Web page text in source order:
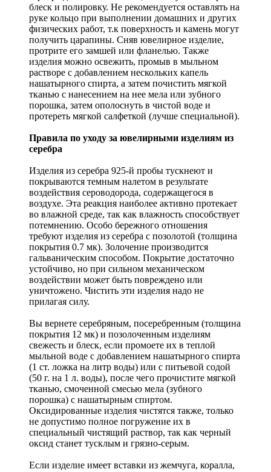
блеск и полировку. Не рекомендуется оставлять на
руке кольцо при выполнении домашних и других
физических работ, т.к поверхность и камень могут
получить царапины. Сняв ювелирное изделие,
протрите его замшей или фланелью. Также
изделия можно освежить, промыв в мыльном
растворе с добавлением нескольких капель
нашатырного спирта, а затем почистить мягкой
тканью с нанесением на нее мела или зубного
порошка, затем ополоснуть в чистой воде и
протереть мягкой салфеткой (лучше специальной).
Правила по уходу за ювелирными изделиям из
серебра
Изделия из серебра 925-й пробы тускнеют и
покрываются темным налетом в результате
воздействия сероводорода, содержащегося в
воздухе. Эта реакция наиболее активно протекает
во влажной среде, так как влажность способствует
потемнению. Особо бережного отношения
требуют изделия из серебра с позолотой (толщина
покрытия 0.7 мк). Золочение производится
гальваническим способом. Покрытие достаточно
устойчиво, но при сильном механическом
воздействии может быть повреждено или
уничтожено. Чистить эти изделия надо не
прилагая силу.
Вы вернете серебряным, посеребренным (толщина
покрытия 12 мк) и позолоченным изделиям
свежесть и блеск, если промоете их в теплой
мыльной воде с добавлением нашатырного спирта
(1 ст. ложка на литр воды) или с питьевой содой
(50 г. на 1 л. воды), после чего прочистите мягкой
тканью, смоченной смесью мела (зубного
порошка) с нашатырным спиртом.
Оксидированные изделия чистятся также, только
не допустимо полное погружение их в
специальный чистящий раствор, так как черный
оксид станет тусклым и грязно-серым.
Если изделие имеет вставки из жемчуга, коралла,